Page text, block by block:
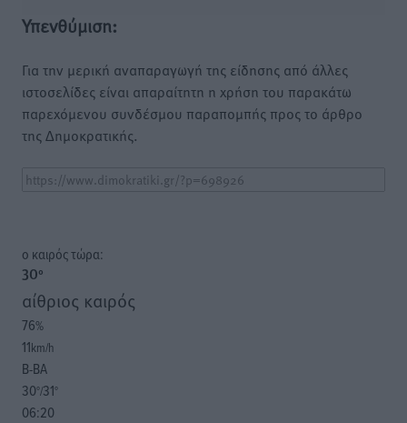
Υπενθύμιση:
Για την μερική αναπαραγωγή της είδησης από άλλες
ιστοσελίδες είναι απαραίτητη η χρήση του παρακάτω
παρεχόμενου συνδέσμου παραπομπής προς το άρθρο
της Δημοκρατικής.
o καιρός τώρα:
30°
αίθριος καιρός
76%
11km/h
Β-ΒΑ
30°/31°
06:20